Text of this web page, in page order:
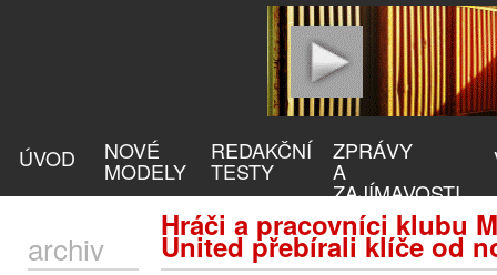
ÚVOD NOVÉ
MODELY
REDAKČNÍ
TESTY
ZPRÁVY
A
ZAJÍMAVOSTI
Hráči a pracovníci klubu
United přebírali klíče od
archiv